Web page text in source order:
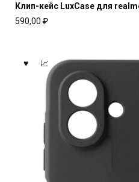
Клип-кейс LuxCase для
590,00 ₽